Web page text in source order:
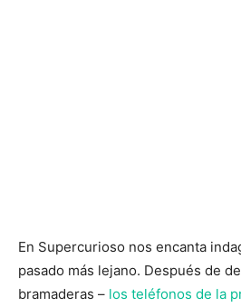
En Supercurioso nos encanta
pasado más lejano. Después de
bramaderas – los teléfonos de la